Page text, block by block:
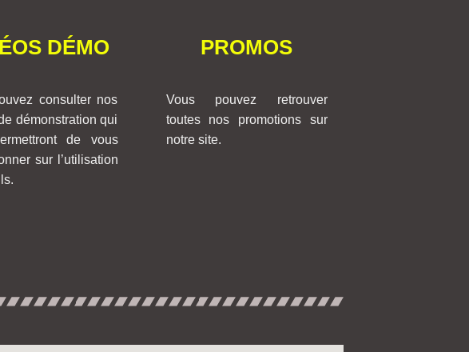
DÉMO PROMOS
consulter nos
démonstration qui
de vous
sur l’utilisation
Vous pouvez retrouver
toutes nos promotions sur
notre site.